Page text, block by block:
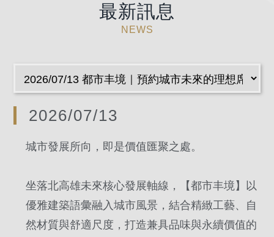
最新訊息
NEWS
2026/07/13
城市發展所向，即是價值匯聚之處。
坐落北高雄未來核心發展軸線，【都市丰境】以
優雅建築語彙融入城市風景，結合精緻工藝、自
然材質與舒適尺度，打造兼具品味與永續價值的